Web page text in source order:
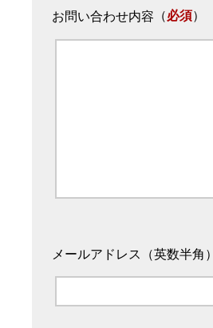
お問い合わせ内容 （必須）
メールアドレス（英数半角）